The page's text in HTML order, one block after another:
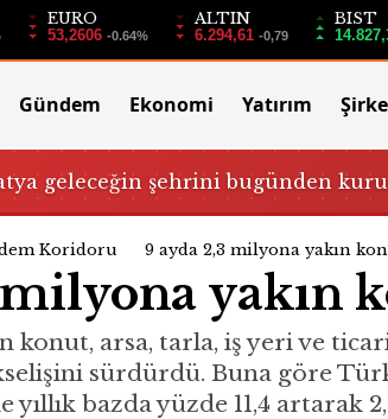
EURO
53,2606 -0.64%
ALTIN
6.294,61 -0,79
BIST
Gündem Ekonomi Yatırım
geleceğin şehrini bugünden
Koridoru 9 ayda 2,3 milyona yakın
yakın
konut, arsa, tarla, iş yeri ve
sürdürdü. Buna göre
bazda yüzde 11,4 artarak